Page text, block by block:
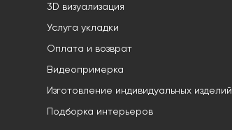
3D визуализация
Услуга укладки
Оплата и возврат
Видеопримерка
Изготовление индивидуальных изделий
Подборка интерьеров